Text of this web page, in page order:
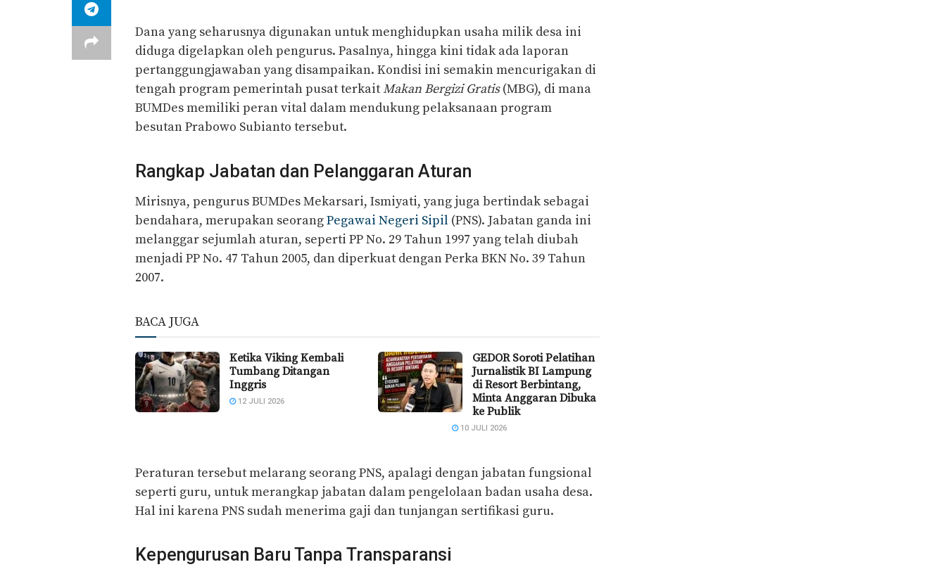
Dana yang seharusnya digunakan untuk menghidupkan usaha milik desa ini
diduga digelapkan oleh pengurus. Pasalnya, hingga kini tidak ada laporan
pertanggungjawaban yang disampaikan. Kondisi ini semakin mencurigakan di
tengah program pemerintah pusat terkaitMakan Bergizi Gratis(MBG), di mana
BUMDes memiliki peran vital dalam mendukung pelaksanaan program
besutan Prabowo Subianto tersebut.
Rangkap Jabatan dan Pelanggaran Aturan
Mirisnya, pengurus BUMDes Mekarsari, Ismiyati, yang juga bertindak sebagai
bendahara, merupakan seorangPegawai Negeri Sipil (PNS). Jabatan ganda ini
melanggar sejumlah aturan, seperti PP No. 29 Tahun 1997 yang telah diubah
menjadi PP No. 47 Tahun 2005, dan diperkuat dengan Perka BKN No. 39 Tahun
2007.
BACA JUGA
Ketika Viking Kembali
Tumbang Ditangan
Inggris
12 JULI 2026
GEDOR Soroti Pelatihan
Jurnalistik BI Lampung
di Resort Berbintang,
Minta Anggaran Dibuka
ke Publik
10 JULI 2026
Peraturan tersebut melarang seorang PNS, apalagi dengan jabatan fungsional
seperti guru, untuk merangkap jabatan dalam pengelolaan badan usaha desa.
Hal ini karena PNS sudah menerima gaji dan tunjangan sertifikasi guru.
Kepengurusan Baru Tanpa Transparansi